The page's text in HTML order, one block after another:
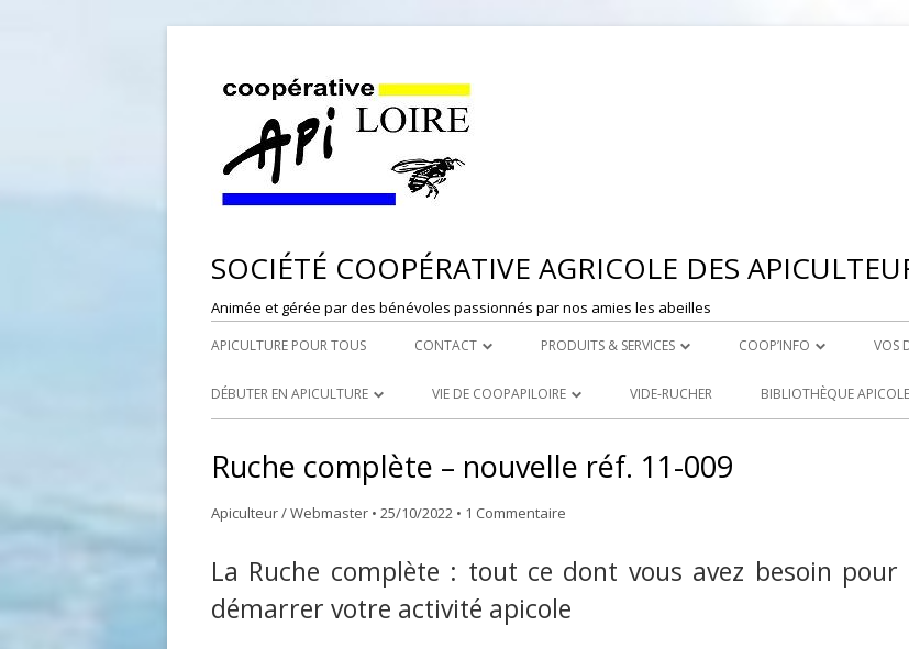
SOCIÉTÉ COOPÉRATIVE AGRICOLE DES
Animée et gérée par des bénévoles passionnés par nos amies les abeilles
APICULTURE POUR TOUS CONTACT
DÉPÔT DE MONTBRISON
PRODUITS & SERVICES
ROYAL CARE
DÉSINSECTISEUR
COOP’INFO
DÉPOSER UNE ANNONCE
VOS
DÉBUTER EN APICULTURE
MATÉRIEL POUR UNE PREMIÈRE
INSTALLATION D’UN ÉLÈVE DU
VIE DE COOPAPILOIRE
ASSEMBLÉES GÉNÉRALES
VIDE-RUCHER BIBLIOTHÈQUE APICOLE
Ruche complète – nouvelle réf. 11-009
Apiculteur / Webmaster • 25/10/2022 • 1 Commentaire
La Ruche complète : tout ce dont vous avez besoin pour
démarrer votre activité apicole